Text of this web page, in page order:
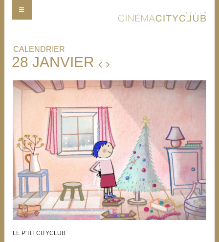
28 JANVIER
LE P'TIT CITYCLUB
CALENDRIER